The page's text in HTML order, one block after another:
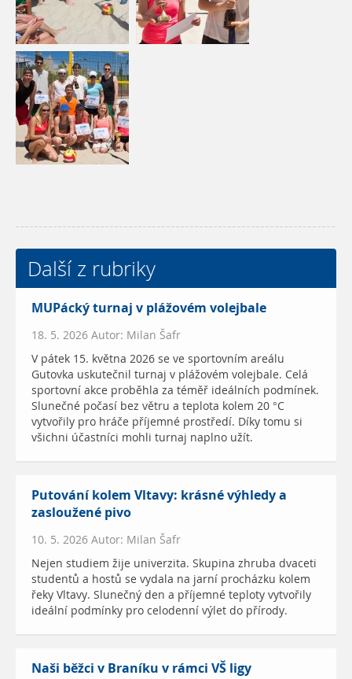
Další z rubriky
MUPácký turnaj v plážovém volejbale
18. 5. 2026 Autor: Milan Šafr
V pátek 15. května 2026 se ve sportovním areálu
Gutovka uskutečnil turnaj v plážovém volejbale. Celá
sportovní akce proběhla za téměř ideálních podmínek.
Slunečné počasí bez větru a teplota kolem 20 °C
vytvořily pro hráče příjemné prostředí. Díky tomu si
všichni účastníci mohli turnaj naplno užít.
Putování kolem Vltavy: krásné výhledy a
zasloužené pivo
10. 5. 2026 Autor: Milan Šafr
Nejen studiem žije univerzita. Skupina zhruba dvaceti
studentů a hostů se vydala na jarní procházku kolem
řeky Vltavy. Slunečný den a příjemné teploty vytvořily
ideální podmínky pro celodenní výlet do přírody.
Naši běžci v Braníku v rámci VŠ ligy